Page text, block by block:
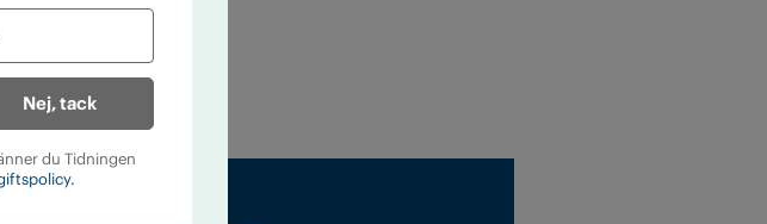
älgar som går
skyn. Sveriges
myter och
Nej, tack
du Tidningen